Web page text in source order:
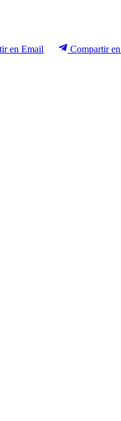
en Email Compartir en